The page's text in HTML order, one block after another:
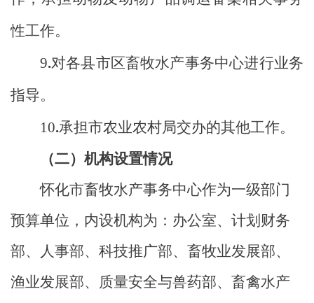
性工作。
9.对各县市区畜牧水产事务中心进行业务
指导。
10.承担市农业农村局交办的其他工作。
（二）机构设置情况
怀化市畜牧水产事务中心作为一级部门
预算单位，内设机构为：办公室、计划财务
部、人事部、科技推广部、畜牧业发展部、
渔业发展部、质量安全与兽药部、畜禽水产